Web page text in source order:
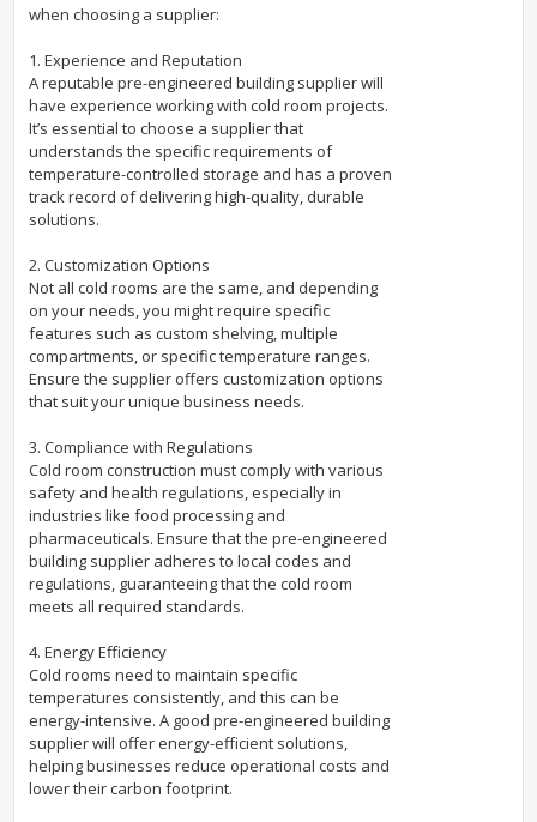
when choosing a supplier:
1. Experience and Reputation
A reputable pre-engineered building supplier will
have experience working with cold room projects.
It’s essential to choose a supplier that
understands the specific requirements of
temperature-controlled storage and has a proven
track record of delivering high-quality, durable
solutions.
2. Customization Options
Not all cold rooms are the same, and depending
on your needs, you might require specific
features such as custom shelving, multiple
compartments, or specific temperature ranges.
Ensure the supplier offers customization options
that suit your unique business needs.
3. Compliance with Regulations
Cold room construction must comply with various
safety and health regulations, especially in
industries like food processing and
pharmaceuticals. Ensure that the pre-engineered
building supplier adheres to local codes and
regulations, guaranteeing that the cold room
meets all required standards.
4. Energy Efficiency
Cold rooms need to maintain specific
temperatures consistently, and this can be
energy-intensive. A good pre-engineered building
supplier will offer energy-efficient solutions,
helping businesses reduce operational costs and
lower their carbon footprint.